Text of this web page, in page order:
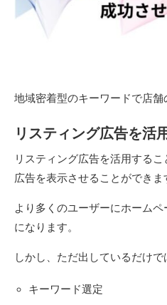
地域密着型のキーワードで店舗
リスティング広告を活
リスティング広告を活用する
広告を表示させることができま
より多くのユーザーにホーム
になります。
しかし、ただ出しているだけで
キーワード選定